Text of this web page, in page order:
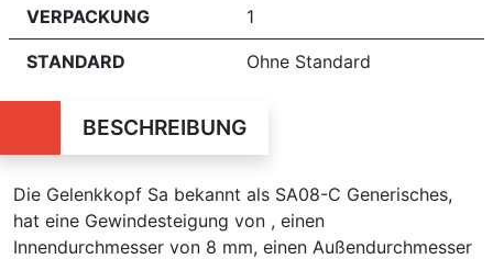
VERPACKUNG 1
STANDARD Ohne Standard
BESCHREIBUNG
Die Gelenkkopf Sa bekannt als SA08-C Generisches,
hat eine Gewindesteigung von , einen
Innendurchmesser von 8 mm, einen Außendurchmesser